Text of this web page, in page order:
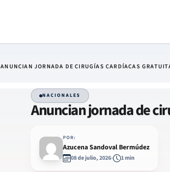
ANUNCIAN JORNADA DE CIRUGÍAS CARDÍACAS
NACIONALES
Anuncian jornada de
POR:
Azucena Sandoval Bermúdez
08 de julio, 2026 1 min